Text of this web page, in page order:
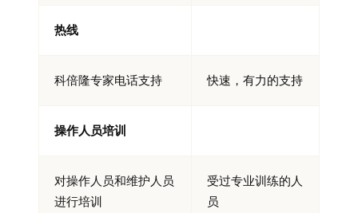
热线
科倍隆专家电话支持 快速，有力的支持
操作人员培训
对操作人员和维护人员
进行培训
受过专业训练的人
员